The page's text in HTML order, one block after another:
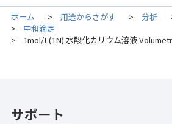
ホーム > 用途からさがす > 分析
> 中和滴定
> 1mol/L(1N) 水酸化カリウム溶液
サポート